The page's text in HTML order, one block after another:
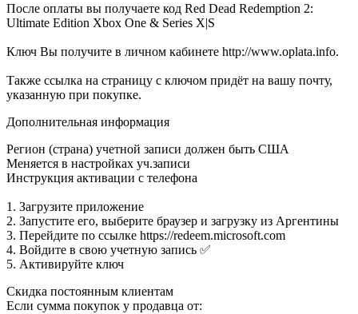
После оплаты вы получаете код Red Dead Redemption 2:
Ultimate Edition Xbox One & Series X|S
Ключ Вы получите в личном кабинете http://www.oplata.info.
Также ссылка на страницу с ключом придёт на вашу почту,
указанную при покупке.
Дополнительная информация
Регион (страна) учетной записи должен быть США
Меняется в настройках уч.записи
Инструкция активации с телефона
1. Загрузите приложение
2. Запустите его, выберите браузер и загрузку из Аргентины
3. Перейдите по ссылке https://redeem.microsoft.com
4. Войдите в свою учетную запись ✅
5. Активируйте ключ
Скидка постоянным клиентам
Если сумма покупок у продавца от: